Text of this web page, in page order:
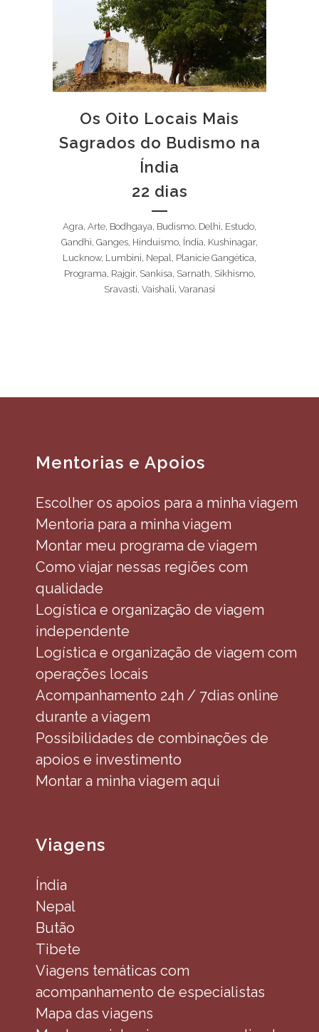
Os Oito Locais Mais
Sagrados do Budismo na
Índia
22 dias
Agra, Arte, Bodhgaya, Budismo, Delhi, Estudo,
Gandhi, Ganges, Hinduísmo, Índia, Kushinagar,
Lucknow, Lumbini, Nepal, Planície Gangética,
Programa, Rajgir, Sankisa, Sarnath, Sikhismo,
Sravasti, Vaishali, Varanasi
Mentorias e Apoios
Escolher os apoios para a minha viagem
Mentoria para a minha viagem
Montar meu programa de viagem
Como viajar nessas regiões com
qualidade
Logística e organização de viagem
independente
Logística e organização de viagem com
operações locais
Acompanhamento 24h / 7dias online
durante a viagem
Possibilidades de combinações de
apoios e investimento
Montar a minha viagem aqui
Viagens
Índia
Nepal
Butão
Tibete
Viagens temáticas com
acompanhamento de especialistas
Mapa das viagens